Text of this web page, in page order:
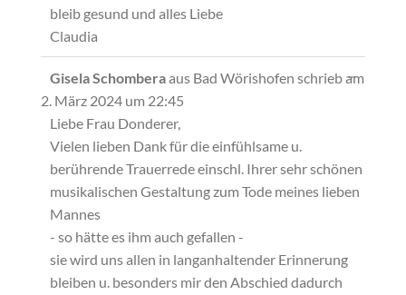
bleib gesund und alles Liebe
Claudia
Gisela Schomberaaus Bad Wörishofen schrieb am
2. März 2024 um 22:45
Liebe Frau Donderer,
Vielen lieben Dank für die einfühlsame u.
berührende Trauerrede einschl. Ihrer sehr schönen
musikalischen Gestaltung zum Tode meines lieben
Mannes
- so hätte es ihm auch gefallen -
sie wird uns allen in langanhaltender Erinnerung
bleiben u. besonders mir den Abschied dadurch
...
Metabox